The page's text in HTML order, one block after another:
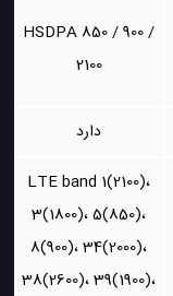
HSDPA 850 / 900 /
2100
دارد
LTE band 1(2100)،
3(1800)، 5(850)،
8(900)، 34(2000)،
38(2600)، 39(1900)،